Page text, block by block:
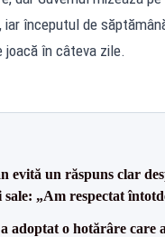
începutul de
în câteva zile.
evită un răspuns clar
„Am respectat
adoptat o hotărâre care